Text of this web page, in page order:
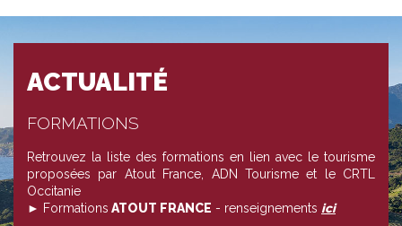
ACTUALITÉ
FORMATIONS
Retrouvez la liste des formations en lien avec le tourisme
proposées par Atout France, ADN Tourisme et le CRTL
Occitanie
► Formations ATOUT FRANCE - renseignements ici